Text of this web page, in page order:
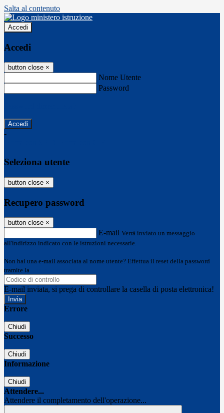
Salta al contenuto
Accedi
Accedi
button close ×
Nome Utente
Password
-
Seleziona utente
button close ×
Recupero password
button close ×
E-mail Verrà inviato un messaggio
all'indirizzo indicato con le istruzioni necessarie.
Non hai una e-mail associata al nome utente? Effettua il reset della password
tramite la
E-mail inviata, si prega di controllare la casella di posta elettronica!
Errore
Chiudi
Successo
Chiudi
Informazione
Chiudi
Attendere...
Attendere il completamento dell'operazione...